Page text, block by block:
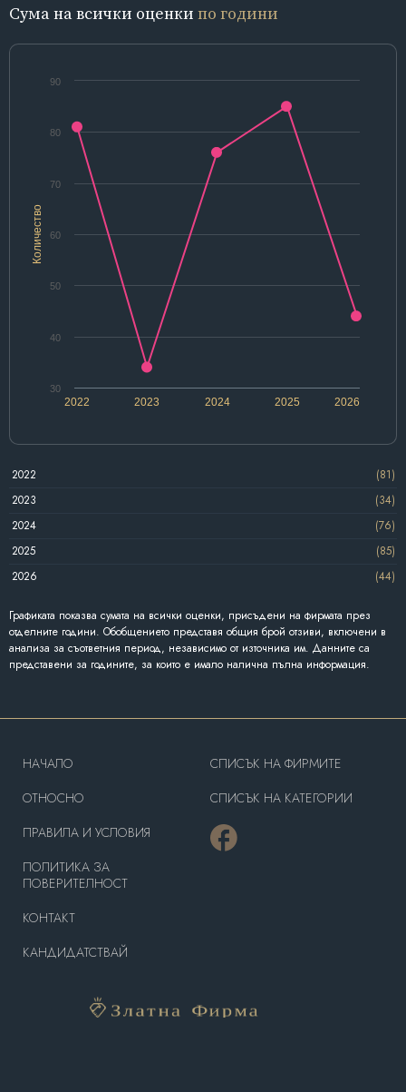
Сума на всички оценки по години
Количество
2022 2024 2026
2023 2025
30
40
50
60
70
80
90
2022
(81)
2023
(34)
2024
(76)
2025
(85)
2026
(44)
Графиката показва сумата на всички оценки, присъдени на фирмата през
отделните години. Обобщението представя общия брой отзиви, включени в
анализа за съответния период, независимо от източника им. Данните са
представени за годините, за които е имало налична пълна информация.
HAЧАЛО
OТНОСНО
ПРАВИЛА И УСЛОВИЯ
ПОЛИТИКА ЗА
ПОВЕРИТЕЛНОСТ
КОНТАКТ
КАНДИДАТСТВАЙ
СПИСЪК НА ФИРМИТЕ
СПИСЪК НА КАТЕГОРИИ